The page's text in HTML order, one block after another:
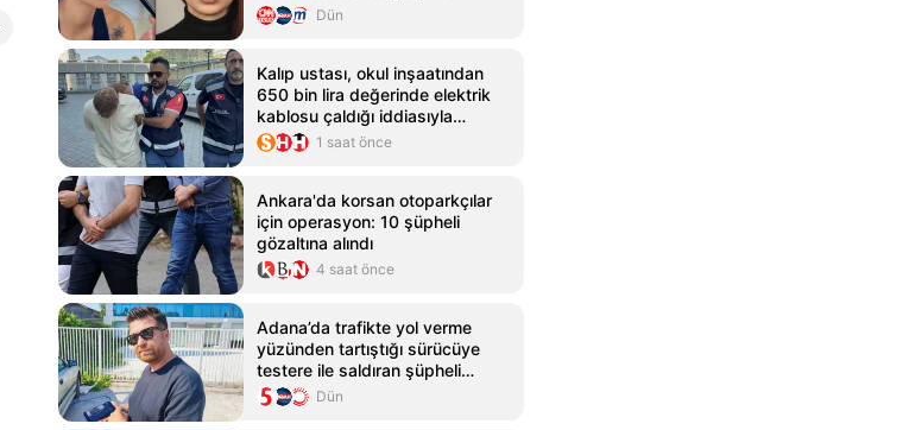
star.com.tr 5
Dün
Kalıp ustası, okul inşaatından
650 bin lira değerinde elektrik
kablosu çaldığı iddiasıyla
gözaltına alındı
1 saat önce
Ankara'da korsan otoparkçılar
için operasyon: 10 şüpheli
gözaltına alındı
4 saat önce
Adana’da trafikte yol verme
yüzünden tartıştığı sürücüye
testere ile saldıran şüpheli
tutuklandı
Dün